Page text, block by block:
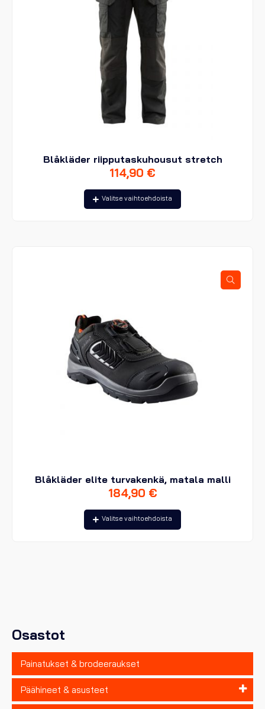
Osastot
Painatukset & brodeeraukset
Päähineet & asusteet
Blåkläder riipputaskuhousut stretch
114,90 €
Valitse vaihtoehdoista
Tällä
tuotteella
Blåkläder elite turvakenkä, matala malli
184,90 €
Valitse vaihtoehdoista
Tällä
tuotteella